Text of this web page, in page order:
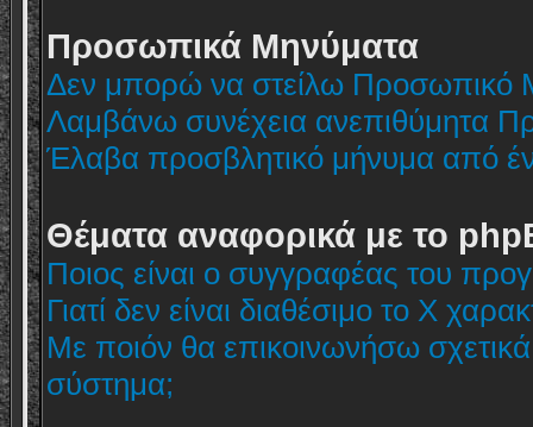
Προσωπικά Μηνύματα
Δεν μπορώ να στείλω Προσωπικό
Λαμβάνω συνέχεια ανεπιθύμητα
Έλαβα προσβλητικό μήνυμα από
Θέματα αναφορικά με το
Ποιος είναι ο συγγραφέας του
Γιατί δεν είναι διαθέσιμο το Χ
Με ποιόν θα επικοινωνήσω
σύστημα;